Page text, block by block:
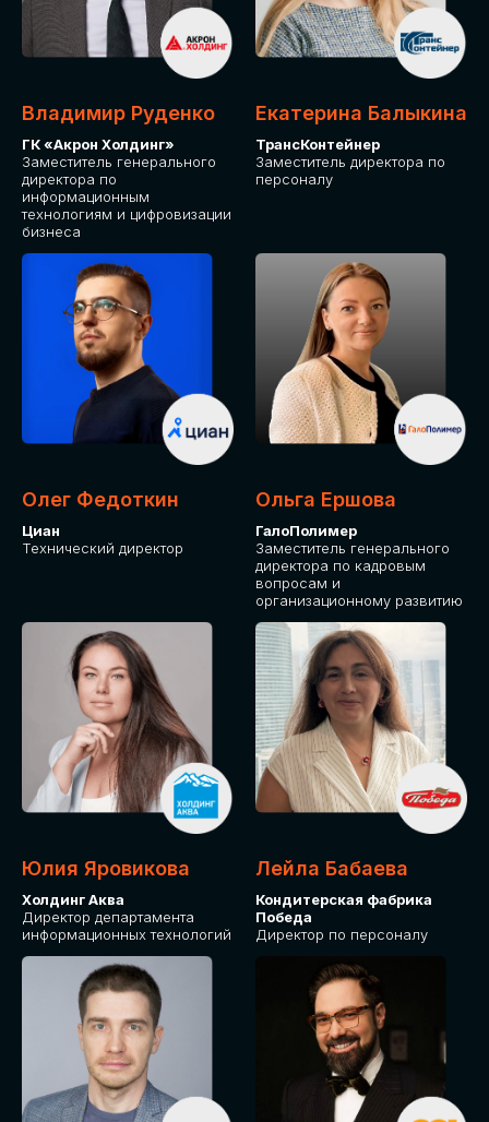
Владимир Руденко
ГК «Акрон Холдинг»
Заместитель генерального
директора по
информационным
технологиям и цифровизации
бизнеса
Екатерина Балыкина
ТрансКонтейнер
Заместитель директора по
персоналу
Олег Федоткин
Циан
Технический директор
Ольга Ершова
ГалоПолимер
Заместитель генерального
директора по кадровым
вопросам и
организационному развитию
Юлия Яровикова
Холдинг Аква
Директор департамента
информационных технологий
Лейла Бабаева
Кондитерская фабрика
Победа
Директор по персоналу